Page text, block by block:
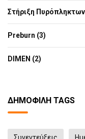
Στήριξη
Preburn (3)
DIMEN (2)
ΔΗΜΟΦΙΛΉ TAGS